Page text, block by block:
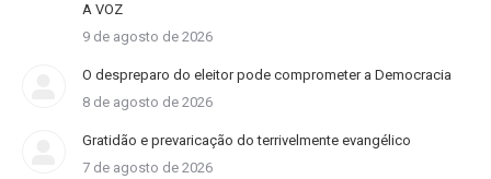
A VOZ
9 de agosto de 2026
O despreparo do eleitor pode comprometer a Democracia
8 de agosto de 2026
Gratidão e prevaricação do terrivelmente evangélico
7 de agosto de 2026